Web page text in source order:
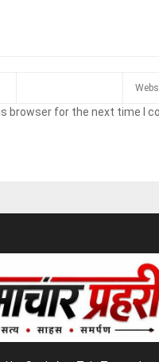
browser for the next time I